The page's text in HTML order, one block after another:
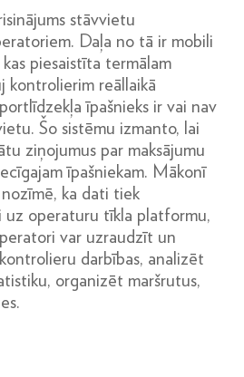
stāvvietu
Daļa no tā ir mobili
piesaistīta termālam
kontrolierim reāllaikā
īpašnieks ir vai nav
Šo sistēmu izmanto, lai
ziņojumus par maksājumu
īpašniekam. Mākonī
ka dati tiek
uz operaturu tīkla platformu,
var uzraudzīt un
darbības, analizēt
organizēt maršrutus,